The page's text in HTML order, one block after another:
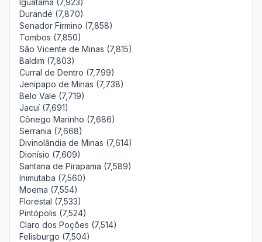
Iguatama (7,923)
Durandé (7,870)
Senador Firmino (7,858)
Tombos (7,850)
São Vicente de Minas (7,815)
Baldim (7,803)
Curral de Dentro (7,799)
Jenipapo de Minas (7,738)
Belo Vale (7,719)
Jacuí (7,691)
Cônego Marinho (7,686)
Serrania (7,668)
Divinolândia de Minas (7,614)
Dionísio (7,609)
Santana de Pirapama (7,589)
Inimutaba (7,560)
Moema (7,554)
Florestal (7,533)
Pintópolis (7,524)
Claro dos Poções (7,514)
Felisburgo (7,504)